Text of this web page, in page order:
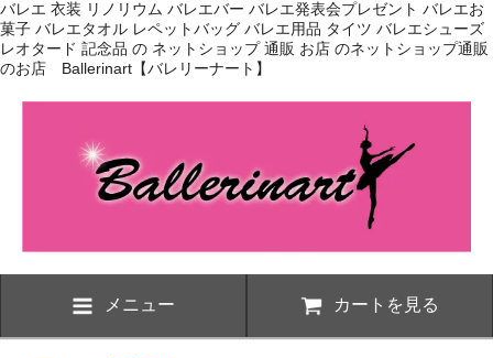
バレエ 衣装 リノリウム バレエバー バレエ発表会プレゼント バレエお
菓子 バレエタオル レペットバッグ バレエ用品 タイツ バレエシューズ
レオタード 記念品 の ネットショップ 通販 お店 のネットショップ通販
のお店 Ballerinart【バレリーナート】
メニュー カートを見る